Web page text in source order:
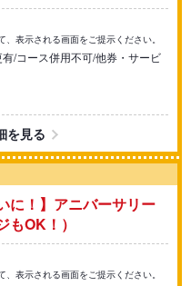
表示される画面をご提示ください。
/コース併用不可/他券・サービ
を見る
に！】アニバーサリー
OK！）
表示される画面をご提示ください。